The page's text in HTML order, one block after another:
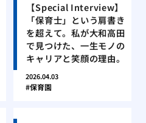
【Special Interview】
「保育士」という肩書き
を超えて。私が大和高田
で見つけた、一生モノの
キャリアと笑顔の理由。
2026.04.03
保育園